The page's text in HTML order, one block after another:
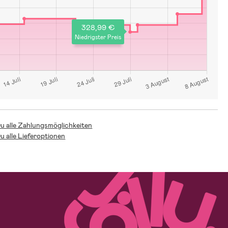
328,99 €
Niedrigster Preis
alle Zahlungsmöglichkeiten
alle Lieferoptionen